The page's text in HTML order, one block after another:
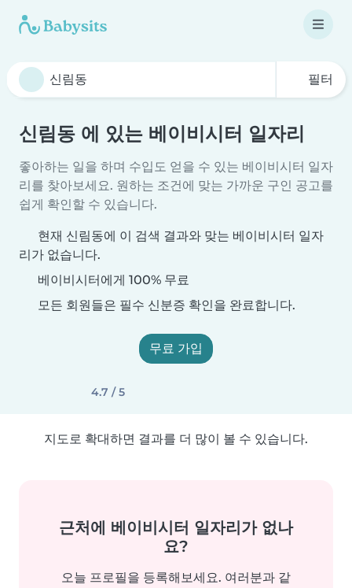
필터
신림동 에 있는 베이비시터 일자리
좋아하는 일을 하며 수입도 얻을 수 있는 베이비시터 일자
리를 찾아보세요. 원하는 조건에 맞는 가까운 구인 공고를
쉽게 확인할 수 있습니다.
현재 신림동에 이 검색 결과와 맞는 베이비시터 일자
리가 없습니다.
베이비시터에게 100% 무료
모든 회원들은 필수 신분증 확인을 완료합니다.
무료 가입
4.7 / 5
지도로 확대하면 결과를 더 많이 볼 수 있습니다.
근처에 베이비시터 일자리가 없나
요?
오늘 프로필을 등록해보세요. 여러분과 같